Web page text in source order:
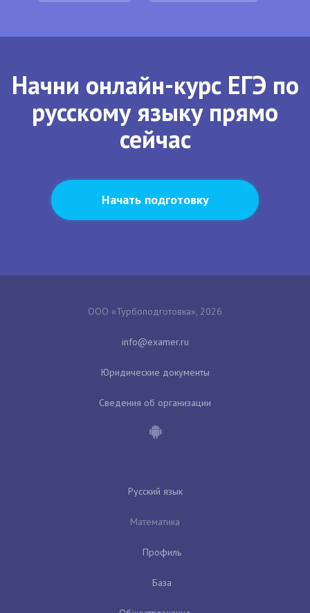
Начни онлайн-курс ЕГЭ по
русскому языку прямо
сейчас
Начать подготовку
ООО «Турбоподготовка», 2026
Юридические документы
Сведения об организации
Русский язык
Математика
Профиль
База